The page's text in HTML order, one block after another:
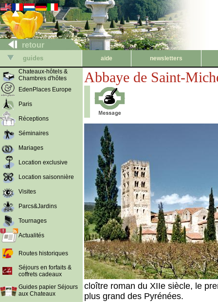
retour
guides aide
newsletters
Chateaux-hôtels &
Chambres d'hôtes
EdenPlaces Europe
Paris
Réceptions
Séminaires
Mariages
Location exclusive
Location saisonnière
Visites
Parcs&Jardins
Tournages
Actualités
Routes historiques
Séjours en forfaits &
coffrets cadeaux
Guides papier Séjours
aux Chateaux
Abbaye de Saint-
cloître roman du XIIe siècle, le
plus grand des Pyrénées.